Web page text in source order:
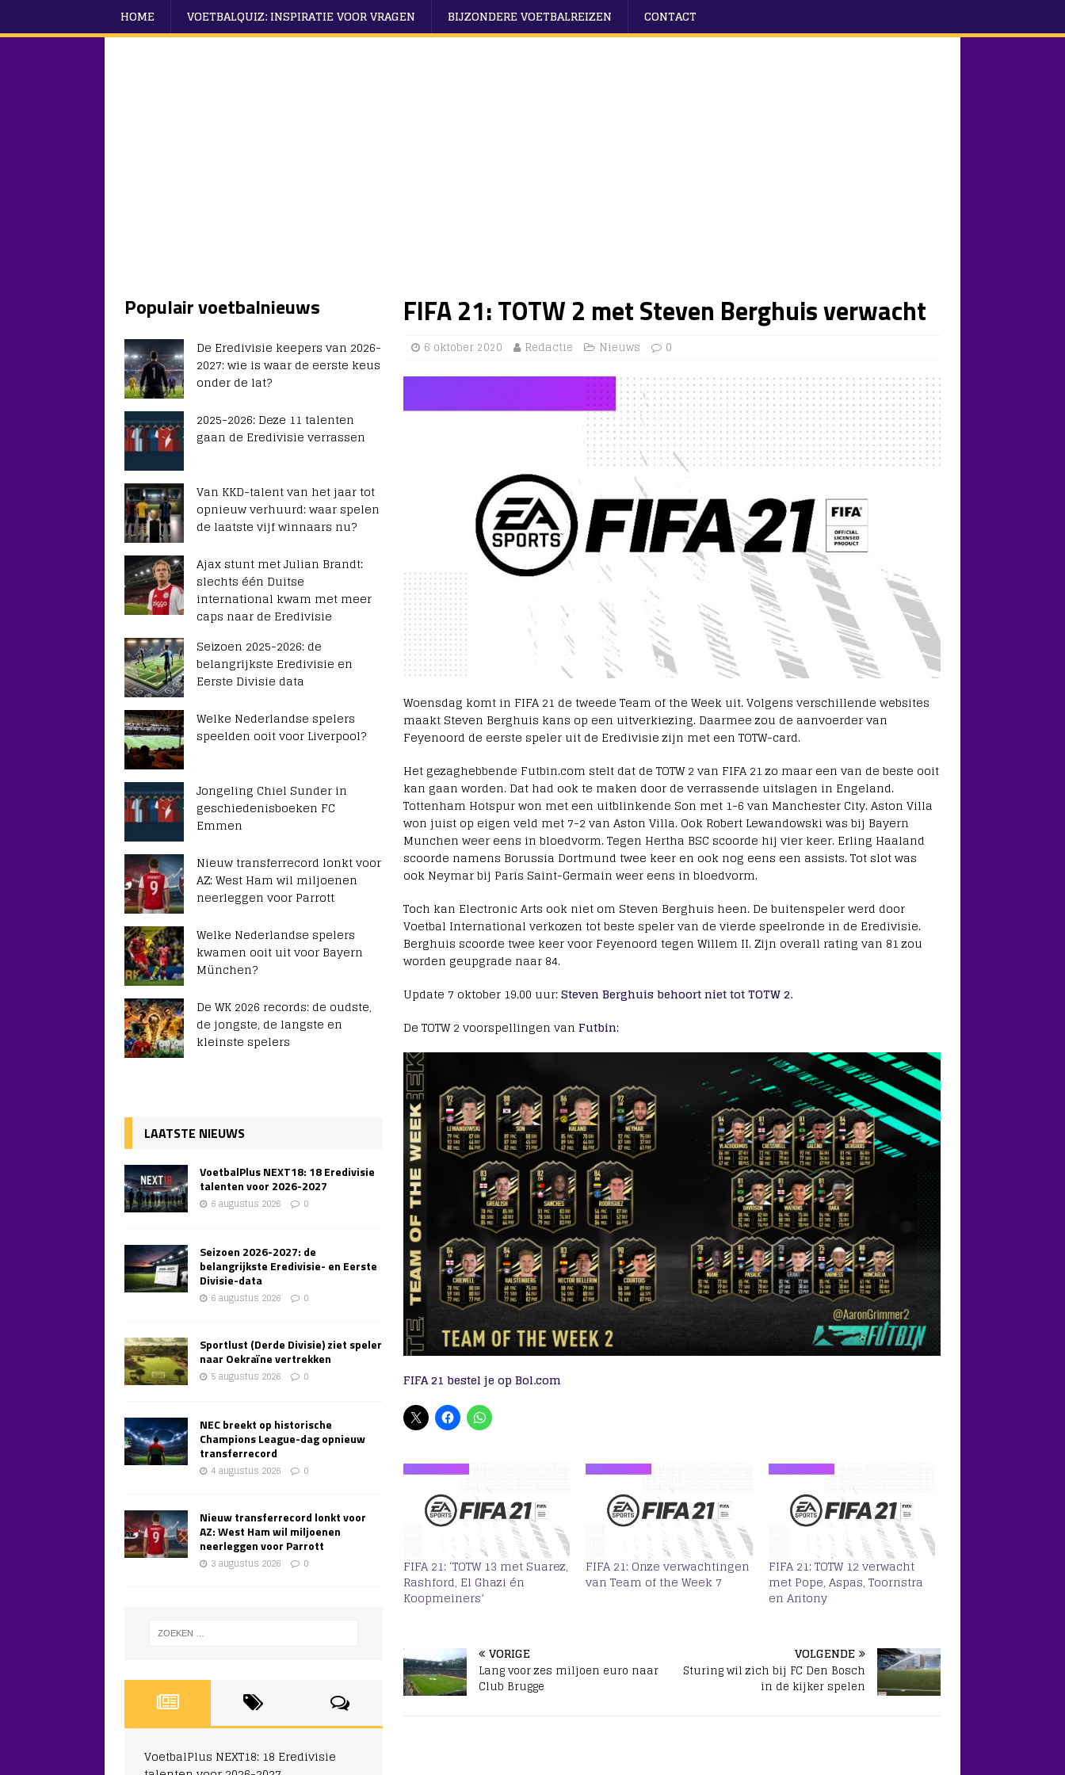
HOME VOETBALQUIZ: INSPIRATIE VOOR VRAGEN BIJZONDERE VOETBALREIZEN CONTACT
FIFA 21: TOTW 2 met Steven Berghuis verwacht
6 oktober 2020 Redactie Nieuws 0
Woensdag komt in FIFA 21 de tweede Team of the Week uit. Volgens verschillende websites
maakt Steven Berghuis kans op een uitverkiezing. Daarmee zou de aanvoerder van
Feyenoord de eerste speler uit de Eredivisie zijn met een TOTW-card.
Het gezaghebbende Futbin.com stelt dat de TOTW 2 van FIFA 21 zo maar een van de beste ooit
kan gaan worden. Dat had ook te maken door de verrassende uitslagen in Engeland.
Tottenham Hotspur won met een uitblinkende Son met 1-6 van Manchester City. Aston Villa
won juist op eigen veld met 7-2 van Aston Villa. Ook Robert Lewandowski was bij Bayern
Munchen weer eens in bloedvorm. Tegen Hertha BSC scoorde hij vier keer. Erling Haaland
scoorde namens Borussia Dortmund twee keer en ook nog eens een assists. Tot slot was
ook Neymar bij Paris Saint-Germain weer eens in bloedvorm.
Toch kan Electronic Arts ook niet om Steven Berghuis heen. De buitenspeler werd door
Voetbal International verkozen tot beste speler van de vierde speelronde in de Eredivisie.
Berghuis scoorde twee keer voor Feyenoord tegen Willem II. Zijn overall rating van 81 zou
worden geupgrade naar 84.
Update 7 oktober 19.00 uur:Steven Berghuis behoort niet tot TOTW 2.
De TOTW 2 voorspellingen van Futbin:
FIFA 21 bestel je op Bol.com
FIFA 21: ‘TOTW 13 met Suarez,
Rashford, El Ghazi én
Koopmeiners’
FIFA 21: Onze verwachtingen
van Team of the Week 7
FIFA 21: TOTW 12 verwacht
met Pope, Aspas, Toornstra
en Antony
VORIGE
Lang voor zes miljoen euro naar
Club Brugge
VOLGENDE
Sturing wil zich bij FC Den Bosch
in de kijker spelen
Populair voetbalnieuws
De Eredivisie keepers van 2026-
2027: wie is waar de eerste keus
onder de lat?
2025-2026: Deze 11 talenten
gaan de Eredivisie verrassen
Van KKD-talent van het jaar tot
opnieuw verhuurd: waar spelen
de laatste vijf winnaars nu?
Ajax stunt met Julian Brandt:
slechts één Duitse
international kwam met meer
caps naar de Eredivisie
Seizoen 2025-2026: de
belangrijkste Eredivisie en
Eerste Divisie data
Welke Nederlandse spelers
speelden ooit voor Liverpool?
Jongeling Chiel Sunder in
geschiedenisboeken FC
Emmen
Nieuw transferrecord lonkt voor
AZ: West Ham wil miljoenen
neerleggen voor Parrott
Welke Nederlandse spelers
kwamen ooit uit voor Bayern
München?
De WK 2026 records: de oudste,
de jongste, de langste en
kleinste spelers
LAATSTE NIEUWS
VoetbalPlus NEXT18: 18 Eredivisie
talenten voor 2026-2027
6 augustus 2026 0
Seizoen 2026-2027: de
belangrijkste Eredivisie- en Eerste
Divisie-data
6 augustus 2026 0
Sportlust (Derde Divisie) ziet speler
naar Oekraïne vertrekken
5 augustus 2026 0
NEC breekt op historische
Champions League-dag opnieuw
transferrecord
4 augustus 2026 0
Nieuw transferrecord lonkt voor
AZ: West Ham wil miljoenen
neerleggen voor Parrott
3 augustus 2026 0
VoetbalPlus NEXT18: 18 Eredivisie